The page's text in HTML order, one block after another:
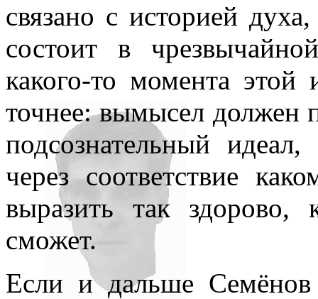
связано с историей
состоит в
какого-то момента
точнее: вымысел должен
подсознательный
через соответствие
выразить так
сможет.
Если и дальше Семёнов